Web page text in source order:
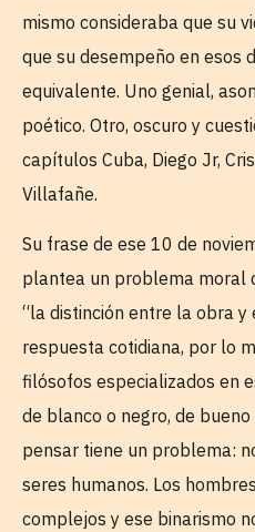
mismo consideraba que su
que su desempeño en esos
equivalente. Uno genial,
poético. Otro, oscuro y
capítulos Cuba, Diego Jr,
Villafañe.
Su frase de ese 10 de
plantea un problema moral
“la distinción entre la obra y
respuesta cotidiana, por lo
filósofos especializados en
de blanco o negro, de
pensar tiene un problema:
seres humanos. Los
complejos y ese binarismo